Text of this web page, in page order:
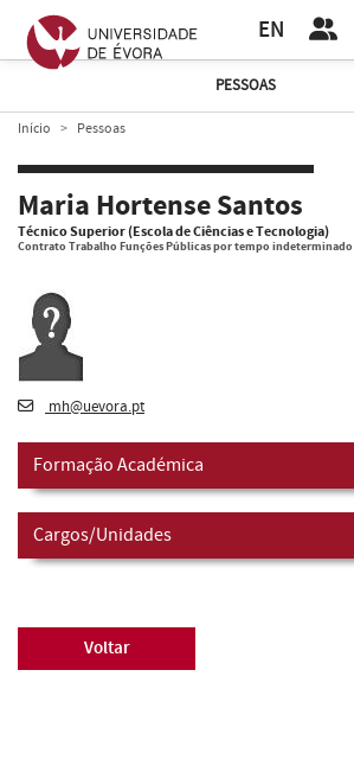
EN
PESSOAS
Início Pessoas
Maria Hortense Santos
Técnico Superior (Escola de Ciências e Tecnologia)
Contrato Trabalho Funções Públicas por tempo indeterminado
mh@uevora.pt
Formação Académica
Cargos/Unidades
Voltar